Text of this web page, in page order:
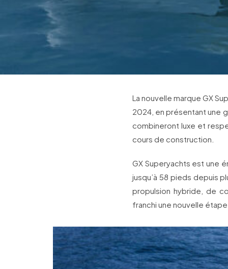
La nouvelle marque GX
2024, en présentant une
combineront luxe et
cours de construction.
GX Superyachts est une
jusqu’à 58 pieds depuis
propulsion hybride, de
franchi une nouvelle